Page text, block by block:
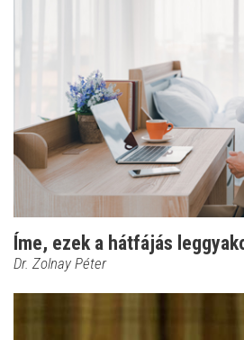
Íme, ezek a hátfájás
Dr. Zolnay Péter